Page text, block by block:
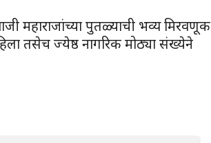
महाराजांच्या पुतळ्याची भव्य मिरवणूक
तसेच ज्येष्ठ नागरिक मोठ्या संख्येने